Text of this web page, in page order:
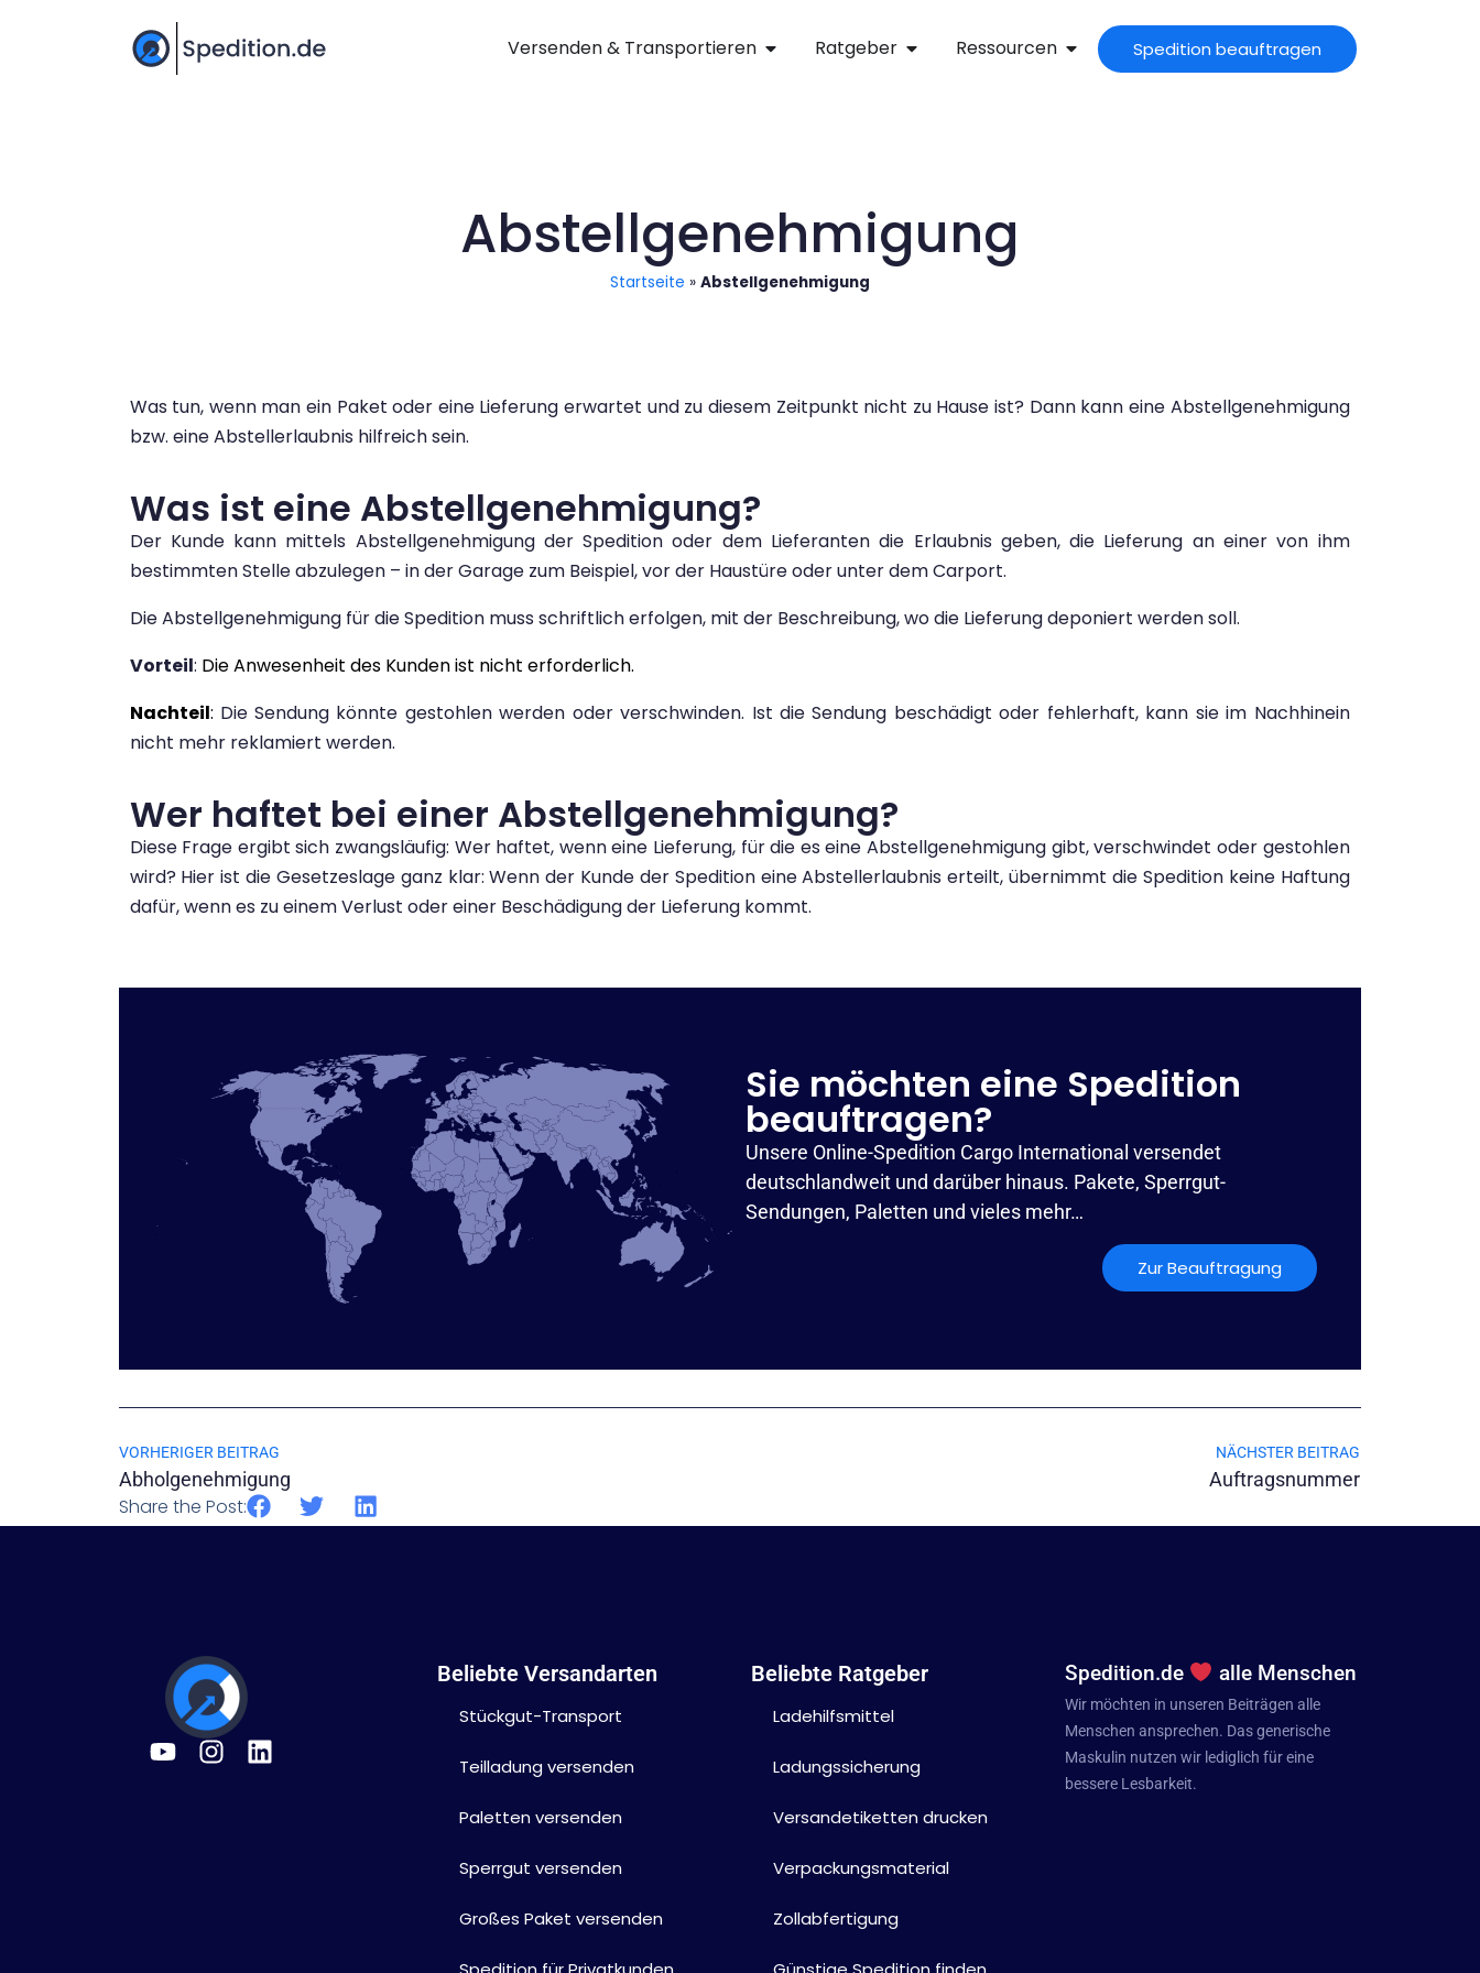
Spedition beauftragen
Versenden & Transportieren Ratgeber Ressourcen
Abstellgenehmigung
Startseite » Abstellgenehmigung
Was tun, wenn man ein Paket oder eine Lieferung erwartet und zu diesem Zeitpunkt nicht zu Hause ist? Dann kann eine Abstellgenehmigung
bzw. eine Abstellerlaubnis hilfreich sein.
Was ist eine Abstellgenehmigung?
Der Kunde kann mittels Abstellgenehmigung der Spedition oder dem Lieferanten die Erlaubnis geben, die Lieferung an einer von ihm
bestimmten Stelle abzulegen – in der Garage zum Beispiel, vor der Haustüre oder unter dem Carport.
Die Abstellgenehmigung für die Spedition muss schriftlich erfolgen, mit der Beschreibung, wo die Lieferung deponiert werden soll.
Vorteil: Die Anwesenheit des Kunden ist nicht erforderlich.
Nachteil: Die Sendung könnte gestohlen werden oder verschwinden. Ist die Sendung beschädigt oder fehlerhaft, kann sie im Nachhinein
nicht mehr reklamiert werden.
Wer haftet bei einer Abstellgenehmigung?
Diese Frage ergibt sich zwangsläufig: Wer haftet, wenn eine Lieferung, für die es eine Abstellgenehmigung gibt, verschwindet oder gestohlen
wird? Hier ist die Gesetzeslage ganz klar: Wenn der Kunde der Spedition eine Abstellerlaubnis erteilt, übernimmt die Spedition keine Haftung
dafür, wenn es zu einem Verlust oder einer Beschädigung der Lieferung kommt.
Sie möchten eine Spedition
beauftragen?
Unsere Online-Spedition Cargo International versendet
deutschlandweit und darüber hinaus. Pakete, Sperrgut-
Sendungen, Paletten und vieles mehr…
Zur Beauftragung
VORHERIGER BEITRAG
Abholgenehmigung
NÄCHSTER BEITRAG
Auftragsnummer
Share the Post:
Beliebte Versandarten
Stückgut-Transport
Teilladung versenden
Paletten versenden
Sperrgut versenden
Großes Paket versenden
Beliebte Ratgeber
Ladehilfsmittel
Ladungssicherung
Versandetiketten drucken
Verpackungsmaterial
Zollabfertigung
Spedition.de alle Menschen
Wir möchten in unseren Beiträgen alle
Menschen ansprechen. Das generische
Maskulin nutzen wir lediglich für eine
bessere Lesbarkeit.